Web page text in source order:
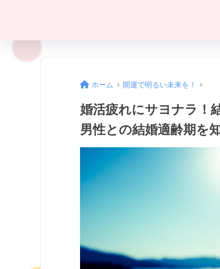
ホーム 開運で明るい未来を！
婚活疲れにサヨナラ！
男性との結婚適齢期を